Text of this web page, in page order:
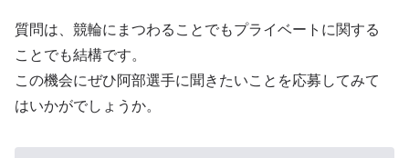
質問は、競輪にまつわることでもプライベートに関する
ことでも結構です。
この機会にぜひ阿部選手に聞きたいことを応募してみて
はいかがでしょうか。